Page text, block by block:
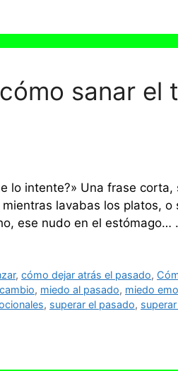
sanar el
lo intente?» Una frase
lavabas los platos,
ese nudo en el estómago…
,cómo dejar atrás el pasado,
, miedo al pasado, miedo
, superar el pasado,